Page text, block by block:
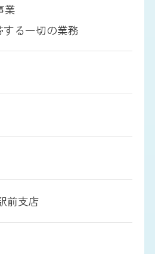
業
る一切の業務
前支店